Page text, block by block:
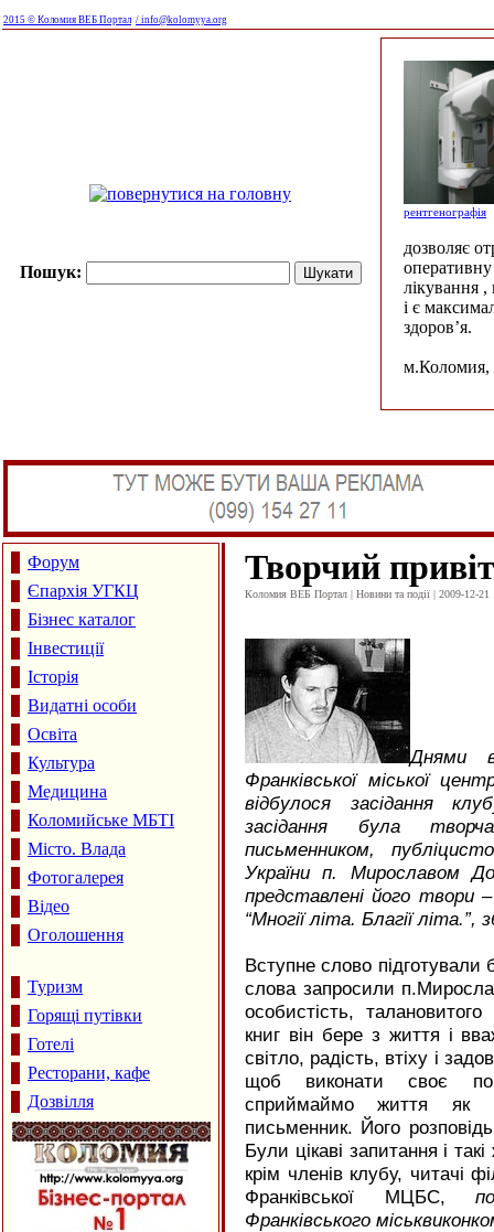
2015 © Коломия ВЕБ Портал / info@kolomyya.org
Пошук:
рентгенографія
дозволяє
лікування ,
і є
здоров’я.
м.Коломия,
Форум
Єпархія УГКЦ
Бізнес каталог
Інвестиції
Історія
Видатні особи
Освіта
Культура
Медицина
Коломийське МБТІ
Місто. Влада
Фотогалерея
Відео
Оголошення
Туризм
Горящі путівки
Готелі
Ресторани, кафе
Дозвілля
Творчий
Коломия ВЕБ Портал | Новини та події | 2009-12-21
Днями
Франківської міської
відбулося засідання
засідання була
письменником,
України п. Мирославом
представлені його твори
“Многії літа. Благії
Вступне слово підготували
слова запросили
особистість,
книг він бере з життя і
світло, радість, втіху і
щоб виконати своє
сприймаймо життя як
письменник. Його
Були цікаві запитання і
крім членів клубу, читачі
Франківської МЦБС,
Франківського